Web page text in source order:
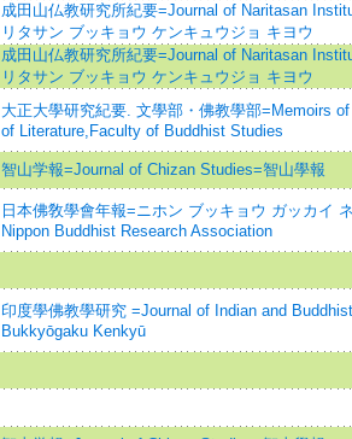
成田山仏教研究所紀要=Journal of Naritasan
リタサン ブッキョウ ケンキュウジョ キヨウ
成田山仏教研究所紀要=Journal of Naritasan
リタサン ブッキョウ ケンキュウジョ キヨウ
大正大學研究紀要. 文學部・佛教學部=Memoirs
of Literature,Faculty of Buddhist Studies
智山学報=Journal of Chizan Studies=智山學報
日本佛敎學會年報=ニホン ブッキョウ ガッカイ
Nippon Buddhist Research Association
印度學佛教學研究 =Journal of Indian and
Bukkyōgaku Kenkyū